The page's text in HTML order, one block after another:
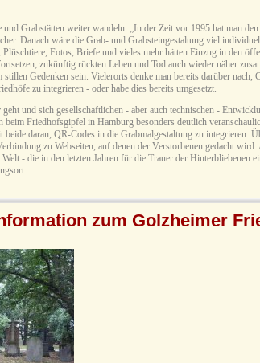
Grabstätten weiter wandeln. „In der Zeit vor 1995 hat man
Danach wäre die Grab- und Grabsteingestaltung viel
Fotos, Briefe und vieles mehr hätten Einzug in den
zukünftig rückten Leben und Tod auch wieder näher
Gedenken sein. Vielerorts denke man bereits darüber nach,
zu integrieren - oder habe dies bereits umgesetzt.
und sich gesellschaftlichen - aber auch technischen -
Friedhofsgipfel in Hamburg besonders deutlich
daran, QR-Codes in die Grabmalgestaltung zu integrieren.
zu Webseiten, auf denen der Verstorbenen gedacht wird.
- die in den letzten Jahren für die Trauer der Hinterbliebenen
zum Golzheimer